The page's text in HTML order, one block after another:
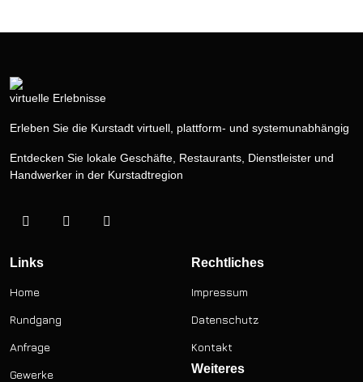
virtuelle Erlebnisse
Erleben Sie die Kurstadt virtuell, plattform- und systemunabhängig
Entdecken Sie lokale Geschäfte, Restaurants, Dienstleister und
Handwerker in der Kurstadtregion
Links
Home
Rundgang
Anfrage
Gewerke
Rechtliches
Impressum
Datenschutz
Kontakt
Weiteres